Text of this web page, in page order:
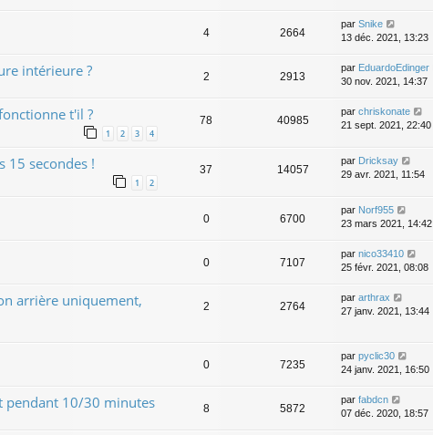
4 2664
par Snike
13 déc. 2021, 13:23
intérieure ? 2 2913
par EduardoEdinger
30 nov. 2021, 14:37
t'il ?
1 2 3 4
78 40985
par chriskonate
21 sept. 2021, 22:40
15 secondes !
1 2
37 14057
par Dricksay
29 avr. 2021, 11:54
0 6700
par Norf955
23 mars 2021, 14:42
0 7107
par nico33410
25 févr. 2021, 08:08
arrière uniquement,
2 2764
par arthrax
27 janv. 2021, 13:44
0 7235
par pyclic30
24 janv. 2021, 16:50
pendant 10/30 minutes 8 5872
par fabdcn
07 déc. 2020, 18:57